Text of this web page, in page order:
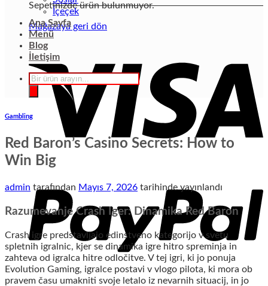
Sepetinizde ürün bulunmuyor.
Mağazaya geri dön
İçeçek
Ana Sayfa
Menü
Blog
İletişim
Products
search
Gambling
Red Baron’s Casino Secrets: How to
Win Big
admin tarafından Mayıs 7, 2026 tarihinde yayınlandı
Razumevanje Crash Iger: Dinamika Red Baron
Crash igre predstavljajo edinstveno kategorijo v svetu
spletnih igralnic, kjer se dinamika igre hitro spreminja in
zahteva od igralca hitre odločitve. V tej igri, ki jo ponuja
Evolution Gaming, igralce postavi v vlogo pilota, ki mora ob
pravem času umakniti svoje letalo iz nevarnih situacij, in jo